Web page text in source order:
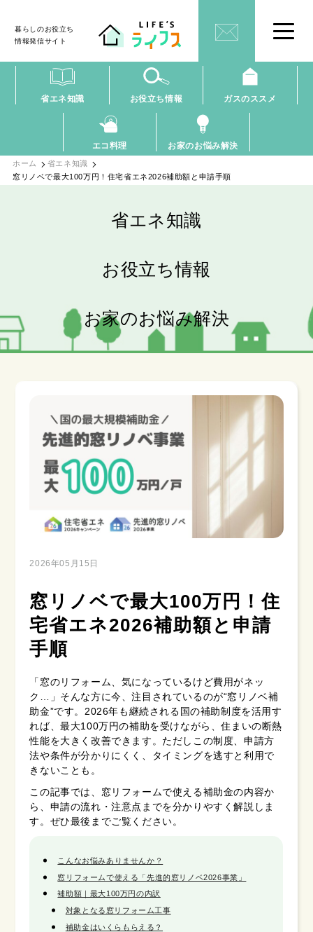
暮らしのお役立ち
情報発信サイト
省エネ知識 お役立ち情報 ガスのススメ
エコ料理 お家のお悩み解決
ホーム
省エネ知識
窓リノベで最大100万円！住宅省エネ2026補助額と申請手順
省エネ知識
お役立ち情報
お家のお悩み解決
2026年05月15日
窓リノベで最大100万円！住
宅省エネ2026補助額と申請
手順
「窓のリフォーム、気になっているけど費用がネッ
ク…」そんな方に今、注目されているのが“窓リノベ補
助金”です。2026年も継続される国の補助制度を活用す
れば、最大100万円の補助を受けながら、住まいの断熱
性能を大きく改善できます。ただしこの制度、申請方
法や条件が分かりにくく、タイミングを逃すと利用で
きないことも。
この記事では、窓リフォームで使える補助金の内容か
ら、申請の流れ・注意点までを分かりやすく解説しま
す。ぜひ最後までご覧ください。
こんなお悩みありませんか？
窓リフォームで使える「先進的窓リノベ2026事業」
補助額｜最大100万円の内訳
対象となる窓リフォーム工事
補助金はいくらもらえる？